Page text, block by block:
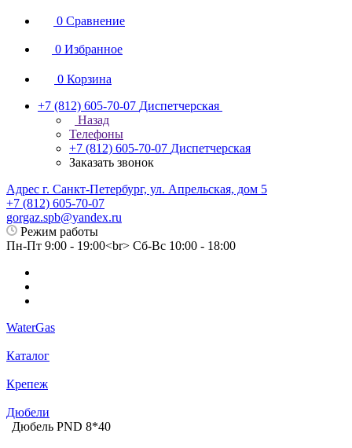
0 Сравнение
0 Избранное
0 Корзина
+7 (812) 605-70-07 Диспетчерская
Назад
Телефоны
+7 (812) 605-70-07 Диспетчерская
Заказать звонок
Адрес г. Санкт-Петербург, ул. Апрельская, дом 5
+7 (812) 605-70-07
gorgaz.spb@yandex.ru
Режим работы
Пн-Пт 9:00 - 19:00<br> Сб-Вс 10:00 - 18:00
WaterGas
Каталог
Крепеж
Дюбели
Дюбель PND 8*40